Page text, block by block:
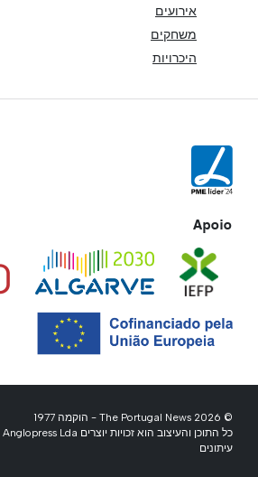
אירועים
משחקים
היכרויות
Apoio
© 2026 The Portugal News - הוקמה 1977
עיתונים